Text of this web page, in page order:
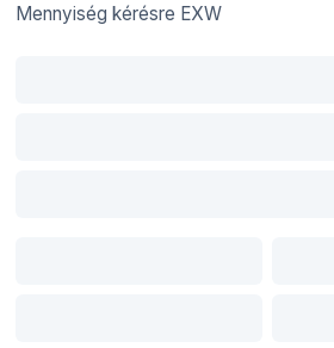
Mennyiség kérésre EXW